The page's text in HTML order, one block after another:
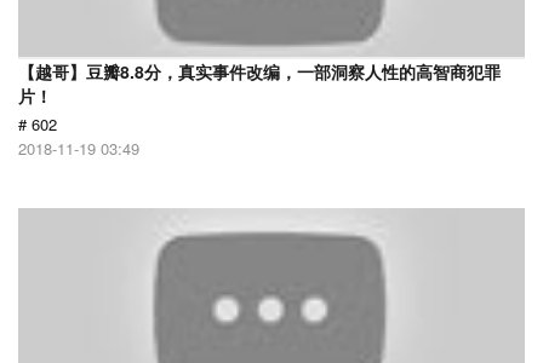
【越哥】豆瓣8.8分，真实事件改编，一部洞察人性的高智商犯罪
片！
# 602
2018-11-19 03:49